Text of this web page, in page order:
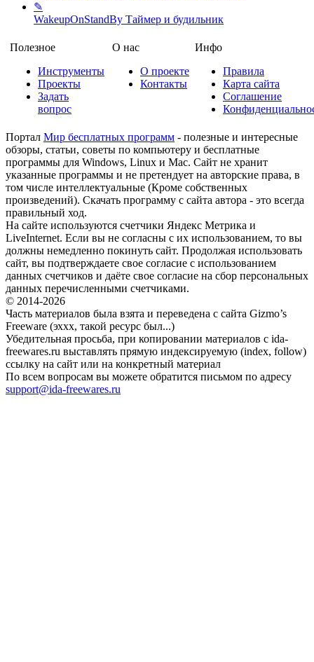
✎
WakeupOnStandBy Таймер и будильник
Полезное
Инструменты
Проекты
Задать
вопрос
О нас
О проекте
Контакты
Инфо
Правила
Карта сайта
Соглашение
Портал Мир бесплатных программ - полезные и интересные
обзоры, статьи, советы по компьютеру и бесплатные
программы для Windows, Linux и Mac. Сайт не хранит
указанные программы и не претендует на авторские права, в
том числе интеллектуальные (Кроме собственных
произведений). Скачать программу с сайта автора - это всегда
правильный ход.
На сайте используются счетчики Яндекс Метрика и
LiveInternet. Если вы не согласны с их использованием, то вы
должны немедленно покинуть сайт. Продолжая использовать
сайт, вы подтверждаете свое согласие с использованием
данных счетчиков и даёте свое согласие на сбор персональных
данных перечисленными счетчиками.
© 2014-2026
Часть материалов была взята и переведена с сайта Gizmo’s
Freeware (эххх, такой ресурс был...)
Убедительная просьба, при копировании материалов с ida-
freewares.ru выставлять прямую индексируемую (index, follow)
ссылку на сайт или на конкретный материал
По всем вопросам вы можете обратится письмом по адресу
support@ida-freewares.ru